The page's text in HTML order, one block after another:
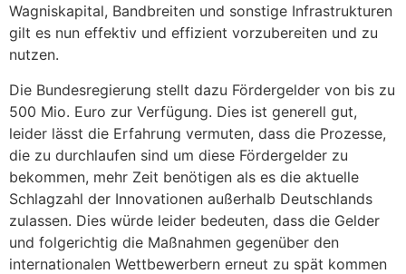
Wagniskapital, Bandbreiten und sonstige Infrastrukturen
gilt es nun effektiv und effizient vorzubereiten und zu
nutzen.
Die Bundesregierung stellt dazu Fördergelder von bis zu
500 Mio. Euro zur Verfügung. Dies ist generell gut,
leider lässt die Erfahrung vermuten, dass die Prozesse,
die zu durchlaufen sind um diese Fördergelder zu
bekommen, mehr Zeit benötigen als es die aktuelle
Schlagzahl der Innovationen außerhalb Deutschlands
zulassen. Dies würde leider bedeuten, dass die Gelder
und folgerichtig die Maßnahmen gegenüber den
internationalen Wettbewerbern erneut zu spät kommen